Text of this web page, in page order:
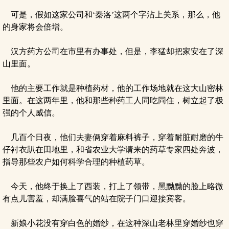
可是，假如这家公司和‘秦洛’这两个字沾上关系，那么，他
的身家将会倍增。
汉方药方公司在市里有办事处，但是，李猛却把家安在了深
山里面。
他的主要工作就是种植药材，他的工作场地就在这大山密林
里面。在这两年里，他和那些种药工人同吃同住，树立起了极
强的个人威信。
几百个日夜，他们夫妻俩穿着麻料裤子，穿着耐脏耐磨的牛
仔衬衣趴在田地里，和省农业大学请来的药草专家四处奔波，
指导那些农户如何科学合理的种植药草。
今天，他终于换上了西装，打上了领带，黑黝黝的脸上略微
有点儿害羞，却满脸喜气的站在院子门口迎接宾客。
新娘小花没有穿白色的婚纱，在这种深山老林里穿婚纱也穿